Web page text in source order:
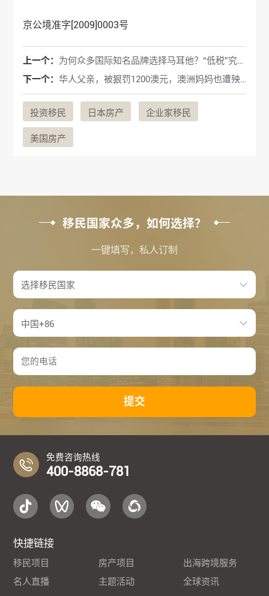
京公境准字[2009]0003号
上一个：
为何众多国际知名品牌选择马耳他？“低税”究竟有多低？
下一个：
华人父亲，被狠罚1200澳元，澳洲妈妈也遭殃，就因为中国家长的习惯！
投资移民 日本房产 企业家移民
美国房产
移民国家众多，如何选择？
一键填写，私人订制
提交
免费咨询热线
400-8868-781
快捷链接
移民项目 房产项目
出海跨境服务
名人直播
主题活动
全球资讯